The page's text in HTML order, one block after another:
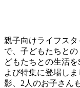
親子向けライフスタ
で、子どもたちと
どもたちとの生活
よび特集に登場し
影、2人のお子さん